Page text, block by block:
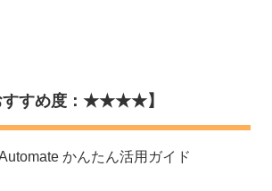
すすめ度：★★★★】
かんたん活用ガイド